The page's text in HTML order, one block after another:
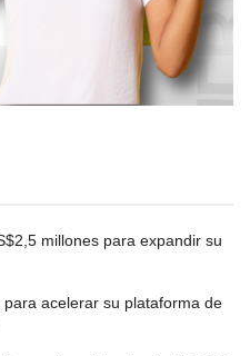
millones para expandir su
acelerar su plataforma de